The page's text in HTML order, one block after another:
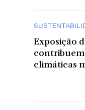
Exposição
contribuem
climáticas